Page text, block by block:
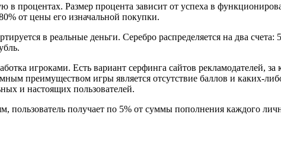
процентах. Размер процента зависит от успеха в
от цены его изначальной покупки.
в реальные деньги. Серебро распределяется на два
игроками. Есть вариант серфинга сайтов рекламодателей,
преимуществом игры является отсутствие баллов и каких-
и настоящих пользователей.
пользователь получает по 5% от суммы пополнения каждого